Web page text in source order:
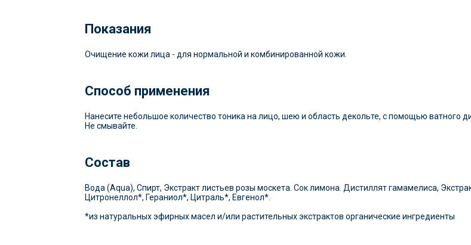
Показания
Очищение кожи лица - для нормальной и комбинированной кожи.
Способ применения
Нанесите небольшое количество тоника на лицо, шею и область декольте, с помощью ватного
Не смывайте.
Состав
Вода (Aqua), Спирт, Экстракт листьев розы москета. Сок лимона. Дистиллят гамамелиса,
Цитронеллол*, Гераниол*, Цитраль*, Евгенол*.
*из натуральных эфирных масел и/или растительных экстрактов органические ингредиенты